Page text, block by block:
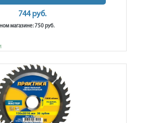
744 руб.
магазине: 750 руб.